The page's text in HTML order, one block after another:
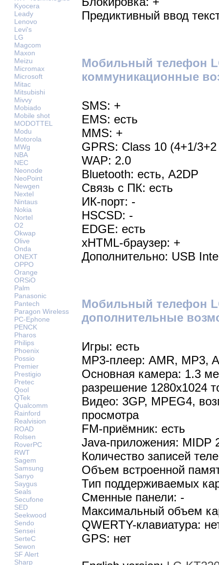
Kyocera
Leady
Lenovo
Levi's
LG
Magcom
Maxon
Meizu
Micromax
Microsoft
Mitac
Mitsubishi
Mivvy
Mobiado
Mobile shot
MODOTTEL
Modu
Motorola
MWg
NBA
NEC
Neonode
NeoPoint
Newgen
Nextel
Nintaus
Nokia
Nortel
O2
Okwap
Olive
Onda
ONEXT
OPPO
Orange
ORSiO
Palm
Panasonic
Pantech
Paragon Wireless
PC-Ephone
PENCK
Pharos
Philips
Phoenix
Possio
Premier
Prestigio
Pretec
Qool
QTek
Qualcomm
Rainford
Realvision
ROAD
Rolsen
RoverPC
RWT
Sagem
Samsung
Sanyo
Saygus
Seals
Secufone
SED
Seekwood
Sendo
Sensei
SerteC
Sewon
SF Alert
Sharp
Предиктивный ввод
Мобильный телефон
коммуникационные
SMS: +
EMS: есть
MMS: +
GPRS: Class 10 (4+1/
WAP: 2.0
Bluetooth: есть, A2DP
Связь с ПК: есть
ИК-порт: -
HSCSD: -
EDGE: есть
xHTML-браузер: +
Дополнительно: USB
Мобильный телефон
дополнительные
Игры: есть
MP3-плеер: AMR, MP3,
Основная камера: 1.3
разрешение 1280х1024
Видео: 3GP, MPEG4,
просмотра
FM-приёмник: есть
Java-приложения: MIDP
Количество записей
Объем встроенной
Тип поддерживаемых
Сменные панели: -
Максимальный объем
QWERTY-клавиатура:
GPS: нет